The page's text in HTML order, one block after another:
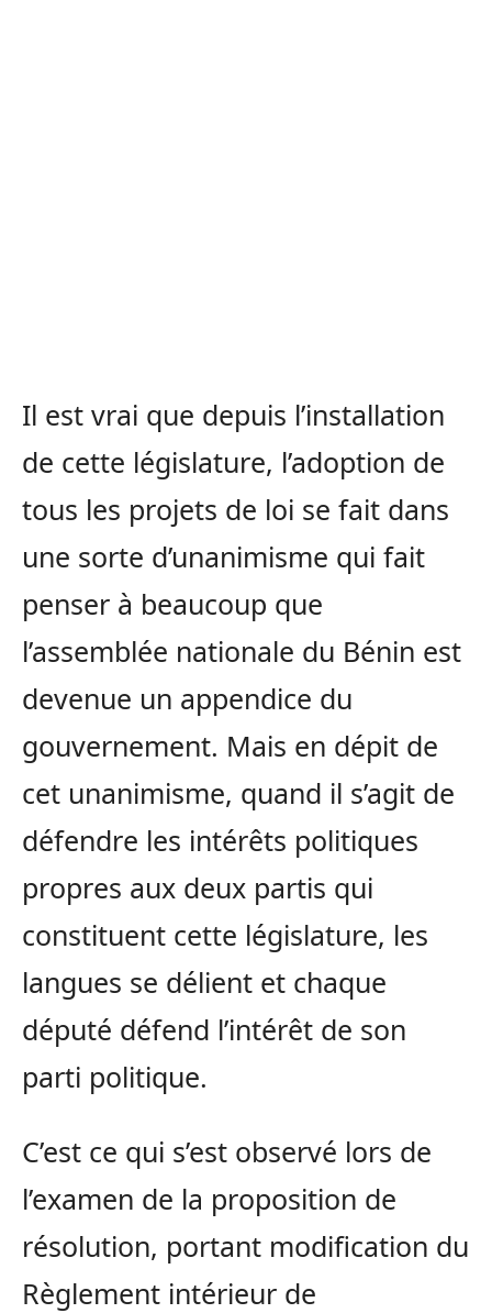
Il est vrai que depuis l’installation
de cette législature, l’adoption de
tous les projets de loi se fait dans
une sorte d’unanimisme qui fait
penser à beaucoup que
l’assemblée nationale du Bénin est
devenue un appendice du
gouvernement. Mais en dépit de
cet unanimisme, quand il s’agit de
défendre les intérêts politiques
propres aux deux partis qui
constituent cette législature, les
langues se délient et chaque
député défend l’intérêt de son
parti politique.
C’est ce qui s’est observé lors de
l’examen de la proposition de
résolution, portant modification du
Règlement intérieur de